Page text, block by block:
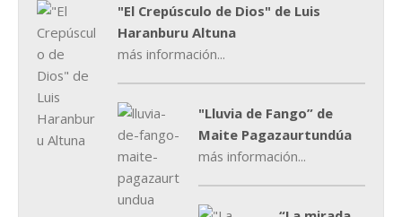
"El Crepúsculo de Dios" de Luis
Haranburu Altuna
más información...
"Lluvia de Fango” de
Maite Pagazaurtundúa
más información...